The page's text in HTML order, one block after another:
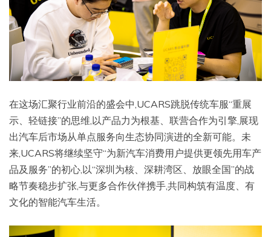
在这场汇聚行业前沿的盛会中,UCARS跳脱传统车服“重展
示、轻链接”的思维,以产品力为根基、联营合作为引擎,展现
出汽车后市场从单点服务向生态协同演进的全新可能。未
来,UCARS将继续坚守“为新汽车消费用户提供更领先用车产
品及服务”的初心,以“深圳为核、深耕湾区、放眼全国”的战
略节奏稳步扩张,与更多合作伙伴携手,共同构筑有温度、有
文化的智能汽车生活。